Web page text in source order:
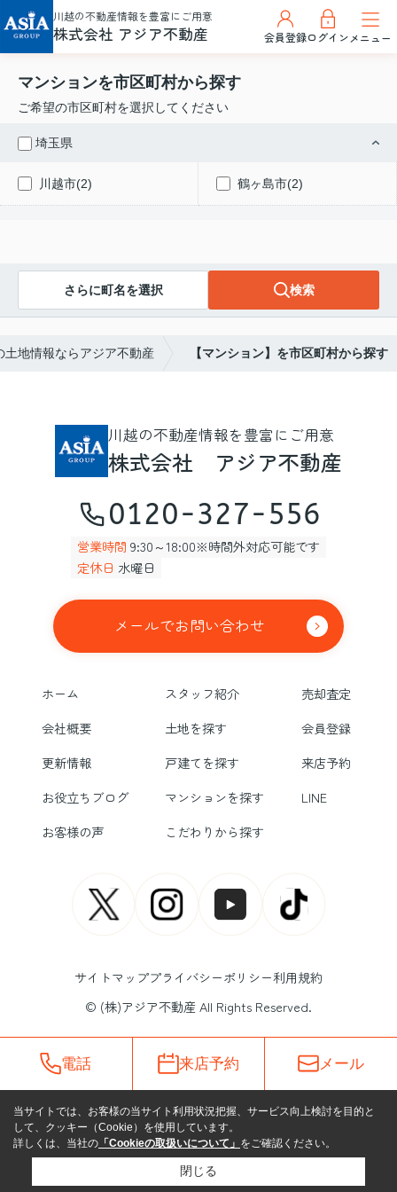
川越の不動産情報を豊富にご用意
株式会社 アジア不動産 会員登録ログインメニュー
マンションを市区町村から探す
ご希望の市区町村を選択してください
埼玉県
川越市(2) 鶴ヶ島市(2)
さらに町名を選択 検索
土地情報ならアジア不動産 【マンション】を市区町村から探す
川越の不動産情報を豊富にご用意
株式会社 アジア不動産
0120-327-556
営業時間 9:30～18:00※時間外対応可能です
定休日 水曜日
メールでお問い合わせ
ホーム スタッフ紹介
売却査定
会社概要
土地を探す
会員登録
更新情報
戸建てを探す
来店予約
お役立ちブログ
マンションを探す
LINE
お客様の声
こだわりから探す
サイトマッププライバシーポリシー利用規約
© (株)アジア不動産 All Rights Reserved.
電話 来店予約 メール
当サイトでは、お客様の当サイト利用状況把握、サービス向上検討を目的と
して、クッキー（Cookie）を使用しています。
詳しくは、当社の 「Cookieの取扱いについて」 をご確認ください。
閉じる